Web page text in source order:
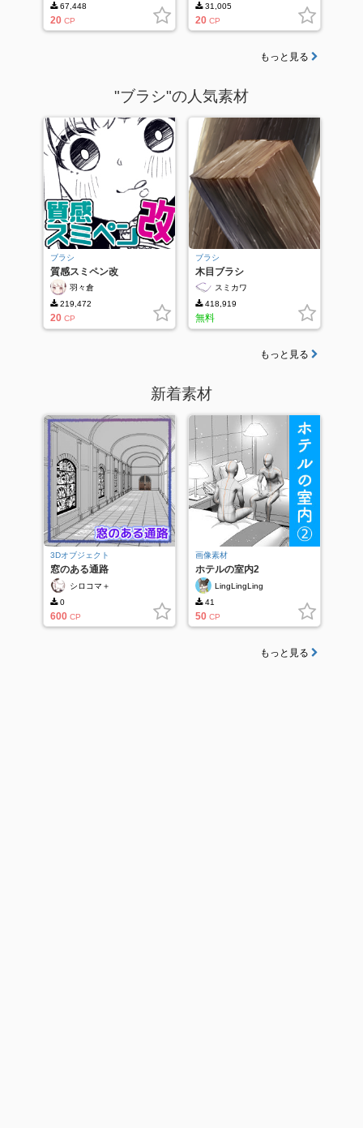
67,448
20 CP
31,005
20 CP
もっと見る
"ブラシ"の人気素材
ブラシ
質感スミペン改
羽々倉
219,472
20 CP
ブラシ
木目ブラシ
スミカワ
418,919
無料
もっと見る
新着素材
3Dオブジェクト
窓のある通路
シロコマ＋
0
600 CP
画像素材
ホテルの室内2
LingLingLing
41
50 CP
もっと見る